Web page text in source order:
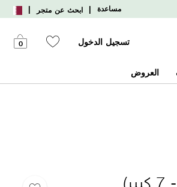
مساعدة | ابحث عن متجر |
تسجيل الدخول 0
العروض